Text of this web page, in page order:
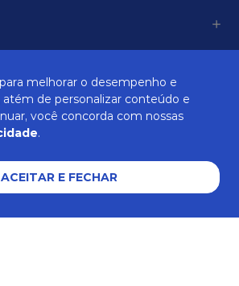
melhorar o desempenho e
atém de personalizar conteúdo e
você concorda com nossas
.
ACEITAR E FECHAR